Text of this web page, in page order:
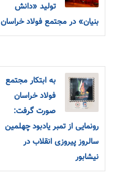
تولید «دانش
بنیان» در مجتمع فولاد خراسان
به ابتکار مجتمع
فولاد خراسان
صورت گرفت:
رونمایی از تمبر یادبود چهلمین
سالروز پیروزی انقلاب در
نیشابور